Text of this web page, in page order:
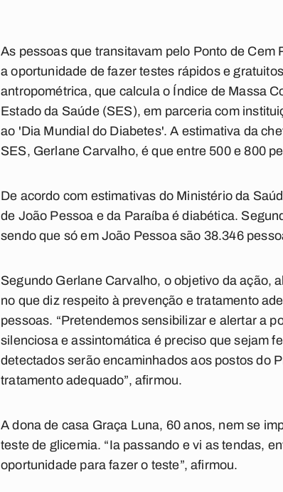
As pessoas que transitavam pelo Ponto de
a oportunidade de fazer testes rápidos e
antropométrica, que calcula o Índice de Massa
Estado da Saúde (SES), em parceria com
ao 'Dia Mundial do Diabetes'. A estimativa da
SES, Gerlane Carvalho, é que entre 500 e 800
De acordo com estimativas do Ministério da
de João Pessoa e da Paraíba é diabética.
sendo que só em João Pessoa são 38.346
Segundo Gerlane Carvalho, o objetivo da ação,
no que diz respeito à prevenção e tratamento
pessoas. “Pretendemos sensibilizar e alertar a
silenciosa e assintomática é preciso que sejam
detectados serão encaminhados aos postos do
tratamento adequado”, afirmou.
A dona de casa Graça Luna, 60 anos, nem se
teste de glicemia. “Ia passando e vi as tendas,
oportunidade para fazer o teste”, afirmou.